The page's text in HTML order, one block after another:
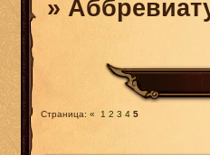
»
Страница: « 1 2 3 4 5